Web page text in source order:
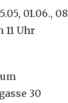
01.06.,
11 Uhr
30